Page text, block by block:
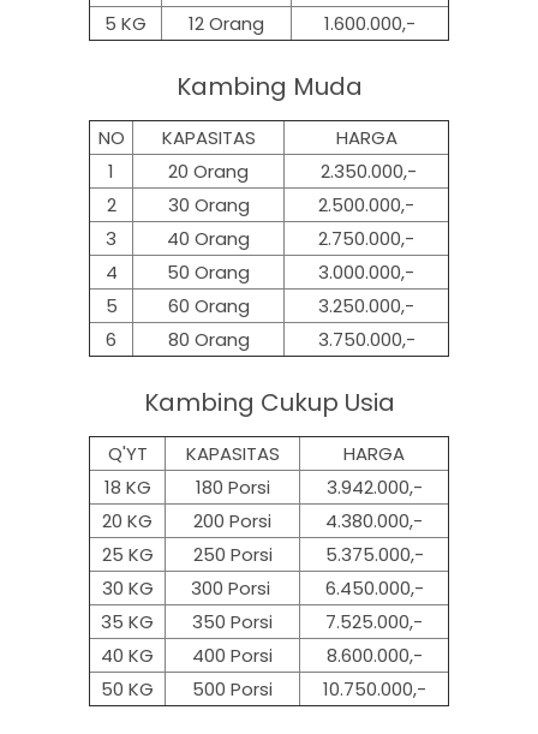
5 KG
12 Orang 1.600.000,-
Kambing Muda
NO KAPASITAS
HARGA
1
20 Orang
2.350.000,-
2
30 Orang
2.500.000,-
3
40 Orang
2.750.000,-
4
50 Orang
3.000.000,-
5
60 Orang
3.250.000,-
6
80 Orang 3.750.000,-
Kambing Cukup Usia
Q'YT KAPASITAS
HARGA
18 KG
180 Porsi
3.942.000,-
20 KG
200 Porsi
4.380.000,-
25 KG
250 Porsi
5.375.000,-
30 KG
300 Porsi
6.450.000,-
35 KG
350 Porsi
7.525.000,-
40 KG
400 Porsi
8.600.000,-
50 KG
500 Porsi 10.750.000,-